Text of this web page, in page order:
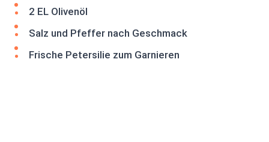
2 EL Olivenöl
Salz und Pfeffer nach Geschmack
Frische Petersilie zum Garnieren